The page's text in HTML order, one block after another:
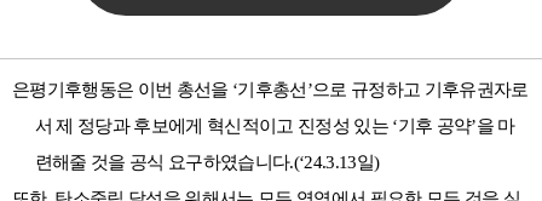
은평기후행동은 이번 총선을 ‘기후총선 ’으로 규정하고 기후유권자로
서 제 정당과 후보에게 혁신적이고 진정성 있는 ‘기후 공약’을 마
련해줄 것을 공식 요구하였습니다.(‘24.3.13일)